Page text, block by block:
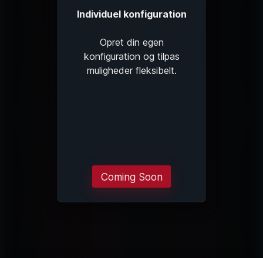
Individuel konfiguration
Opret din egen
konfiguration og tilpas
muligheder fleksibelt.
Coming Soon